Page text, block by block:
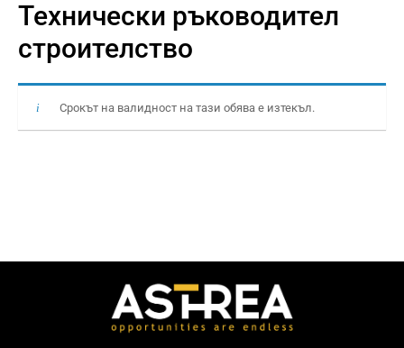
Технически ръководител
строителство
Срокът на валидност на тази обява е изтекъл.